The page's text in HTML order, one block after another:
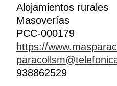
Alojamientos rurales
Masoverías
PCC-000179
https://
938862529